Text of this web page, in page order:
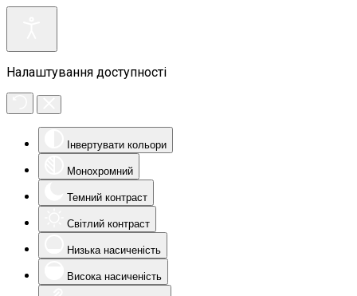
Налаштування доступності
Інвертувати кольори
Монохромний
Темний контраст
Світлий контраст
Низька насиченість
Висока насиченість